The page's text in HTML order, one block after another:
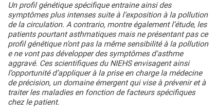
Un profil génétique spécifique entraine ainsi des
symptômes plus intenses suite à l’exposition à la pollution
de la circulation. A contrario, montre également l’étude, les
patients pourtant asthmatiques mais ne présentant pas ce
profil génétique n’ont pas la même sensibilité à la pollution
e ne vont pas développer des symptômes d'asthme
aggravé. Ces scientifiques du NIEHS envisagent ainsi
l’opportunité d’appliquer à la prise en charge la médecine
de précision, un domaine émergent qui vise à prévenir et à
traiter les maladies en fonction de facteurs spécifiques
chez le patient.